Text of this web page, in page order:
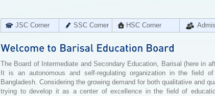
JSC Corner SSC Corner HSC Corner
The Board of Intermediate and Secondary Education, Barisal (here in
It is an autonomous and self-regulating organization in the field
Bangladesh. Considering the growing demand for both qualitative and
trying to develop it as a center of excellence in the field of